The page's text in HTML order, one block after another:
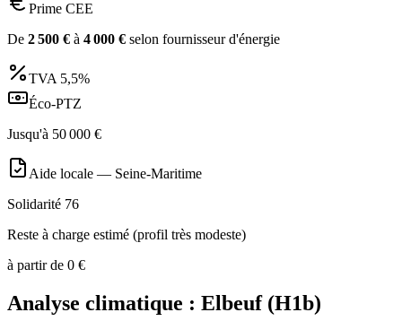
Prime CEE
De 2 500 € à 4 000 € selon fournisseur d'énergie
TVA 5,5%
Éco-PTZ
Jusqu'à 50 000 €
Aide locale — Seine-Maritime
Solidarité 76
Reste à charge estimé (profil très modeste)
à partir de 0 €
Analyse climatique : Elbeuf(H1b)